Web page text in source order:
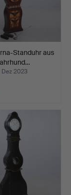
Standuhr aus
Dez 2023